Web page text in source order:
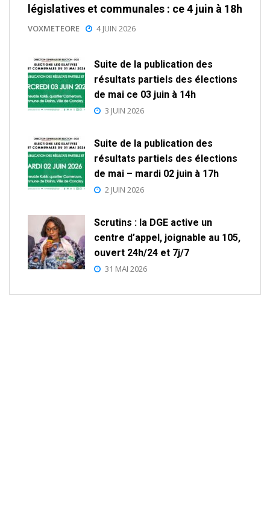
législatives et communales : ce 4 juin à 18h
VOXMETEORE 4 JUIN 2026
Suite de la publication des
résultats partiels des élections
de mai ce 03 juin à 14h
3 JUIN 2026
Suite de la publication des
résultats partiels des élections
de mai – mardi 02 juin à 17h
2 JUIN 2026
Scrutins : la DGE active un
centre d’appel, joignable au 105,
ouvert 24h/24 et 7j/7
31 MAI 2026